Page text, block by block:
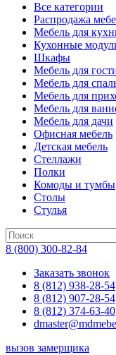
Все категории
Распродажа
Мебель для
Кухонные
Шкафы
Мебель для
Мебель для
Мебель для
Мебель для
Мебель для дачи
Офисная мебель
Детская мебель
Стеллажи
Полки
Комоды и тумбы
Столы
Стулья
8 (800) 300-82-84
Заказать звонок
8 (812) 938-28-54
8 (812) 907-28-54
8 (812) 374-63-40
вызов замерщика